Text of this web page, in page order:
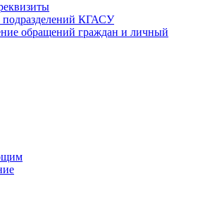
КГАСУ
обращений граждан и личный